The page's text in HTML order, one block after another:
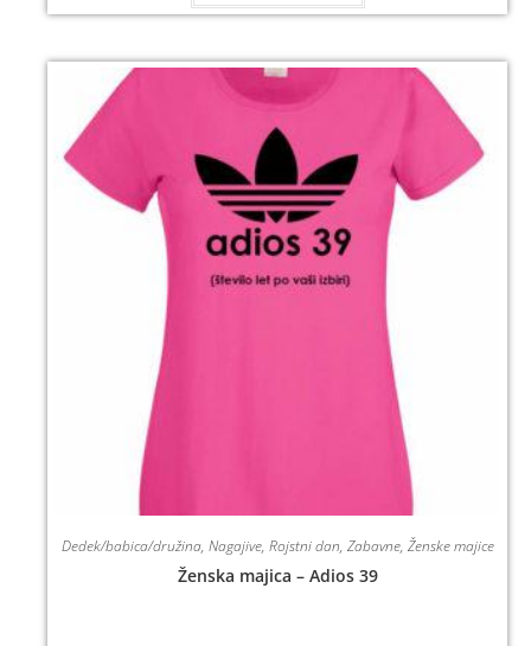
Dedek/babica/družina, Nagajive, Rojstni dan, Zabavne, Ženske majice
Ženska majica – Adios 39